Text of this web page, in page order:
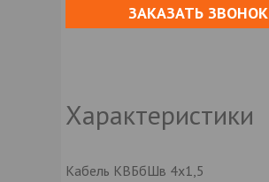
ЗАКАЗАТЬ ЗВОНОК
Характеристики
Кабель КВБбШв 4х1,5